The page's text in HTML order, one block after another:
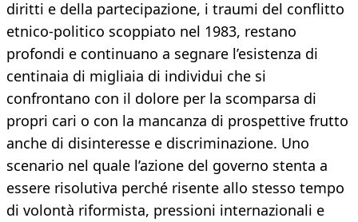
diritti e della partecipazione, i traumi del conflitto
etnico-politico scoppiato nel 1983, restano
profondi e continuano a segnare l’esistenza di
centinaia di migliaia di individui che si
confrontano con il dolore per la scomparsa di
propri cari o con la mancanza di prospettive frutto
anche di disinteresse e discriminazione. Uno
scenario nel quale l’azione del governo stenta a
essere risolutiva perché risente allo stesso tempo
di volontà riformista, pressioni internazionali e